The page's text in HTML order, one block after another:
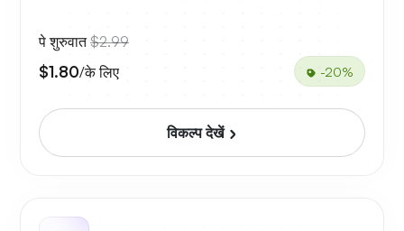
पे शुरुवात$2.99
$1.80/के लिए -20%
विकल्प देखें